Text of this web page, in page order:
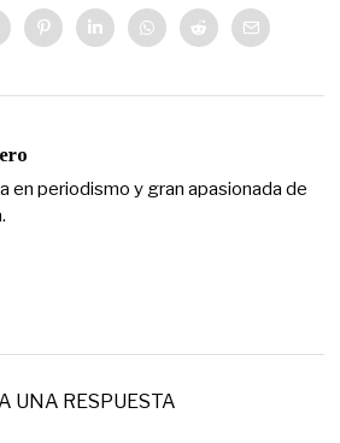
en periodismo y gran apasionada de
UNA RESPUESTA